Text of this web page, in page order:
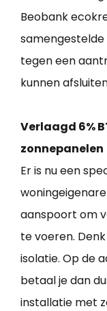
Beobank
tegen een
kunnen
Verlaagd 6%
zonnepanelen
Er is nu een
aanspoort om
te voeren.
isolatie. Op de
betaal je dan
installatie met